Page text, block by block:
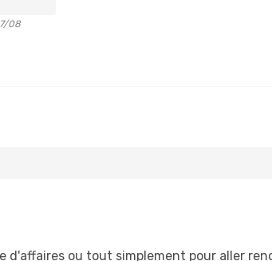
08
d'affaires ou tout simplement pour aller